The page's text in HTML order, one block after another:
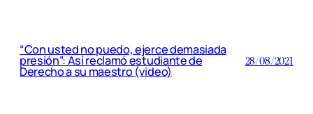
“Con usted no puedo, ejerce demasiada
presión”: Así reclamó estudiante de
Derecho a su maestro (video)
28/08/2021